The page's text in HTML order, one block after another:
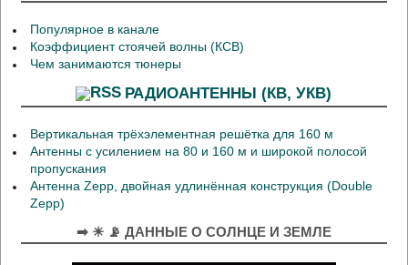
Популярное в канале
Коэффициент стоячей волны (КСВ)
Чем занимаются тюнеры
РАДИОАНТЕННЫ (КВ, УКВ)
Вертикальная трёхэлементная решётка для 160 м
Антенны с усилением на 80 и 160 м и широкой полосой
пропускания
Антенна Zepp, двойная удлинённая конструкция (Double
Zepp)
➡ ☀ 📡 ДАННЫЕ О СОЛНЦЕ И ЗЕМЛЕ